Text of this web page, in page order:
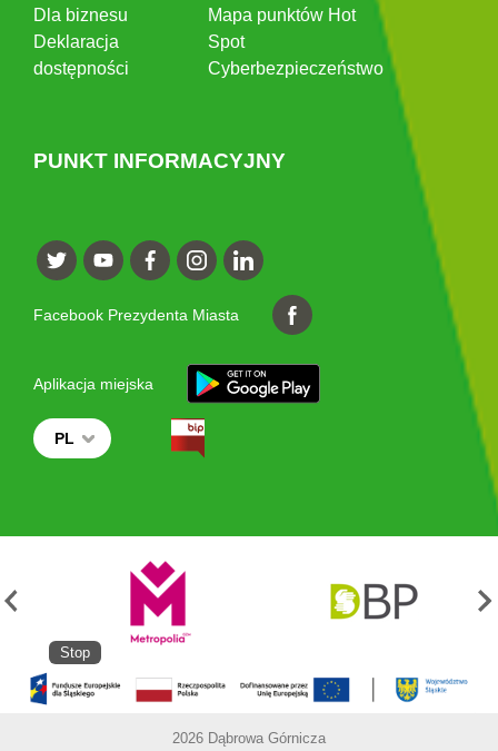
Dla biznesu
Deklaracja
dostępności
Mapa punktów Hot
Spot
Cyberbezpieczeństwo
PUNKT INFORMACYJNY
Facebook Prezydenta Miasta
Aplikacja miejska
PL
Stop
2026 Dąbrowa Górnicza